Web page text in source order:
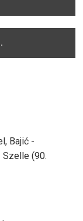
Bajić -
Szelle (90.